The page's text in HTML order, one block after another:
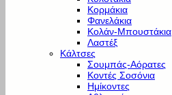
Κορμάκια
Φανελάκια
Κολάν-Μπουστάκια
Λαστέξ
Κάλτσες
Σουμπάς-Αόρατες
Κοντές Σοσόνια
Ημίκοντες